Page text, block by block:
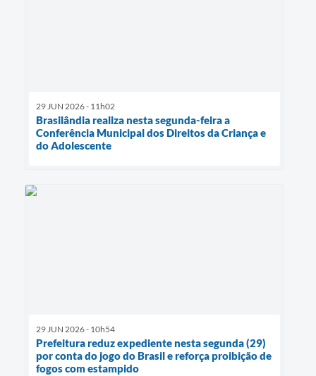
29 JUN 2026 - 11h02
Brasilândia realiza nesta segunda-feira a
Conferência Municipal dos Direitos da Criança e
do Adolescente
29 JUN 2026 - 10h54
Prefeitura reduz expediente nesta segunda (29)
por conta do jogo do Brasil e reforça proibição de
fogos com estampido